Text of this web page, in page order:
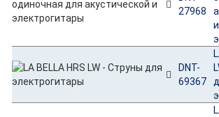
27968
и
DNT-
69367